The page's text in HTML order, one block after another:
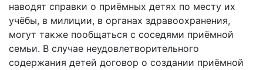
наводят справки о приёмных детях по месту их
учёбы, в милиции, в органах здравоохранения,
могут также пообщаться с соседями приёмной
семьи. В случае неудовлетворительного
содержания детей договор о создании приёмной